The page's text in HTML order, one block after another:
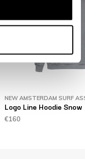
NEW AMSTERDAM SURF
Logo Line Hoodie
€160